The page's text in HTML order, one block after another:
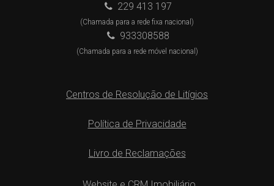
229 413 197
(Chamada para a rede fixa nacional)
933308588
(Chamada para a rede móvel nacional)
Centros de Resolução de Litígios
Política de Privacidade
Livro de Reclamações